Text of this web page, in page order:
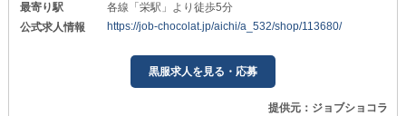
最寄り駅
各線「栄駅」より徒歩5分
公式求人情報
https://job-chocolat.jp/aichi/a_532/shop/113680/
黒服求人を見る・応募
提供元：ジョブショコラ